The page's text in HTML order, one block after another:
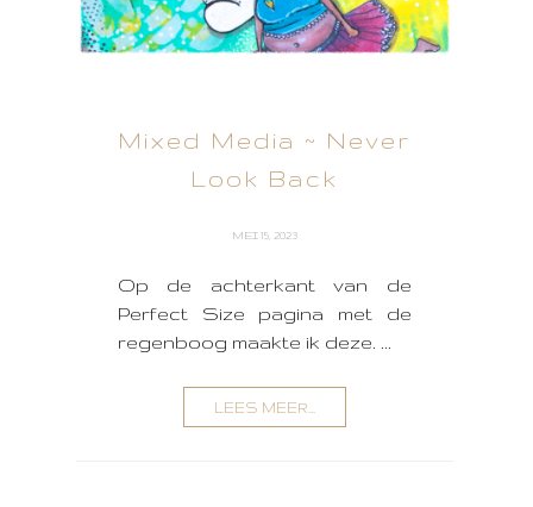
Mixed Media ~ Never
Look Back
MEI 15, 2023
Op de achterkant van de
Perfect Size pagina met de
regenboog maakte ik deze. ...
LEES MEER...